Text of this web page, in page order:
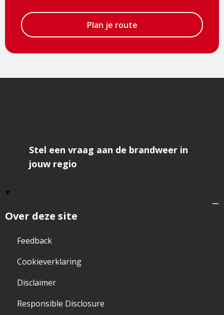
Plan je route
Over deze site
Feedback
Cookieverklaring
Disclaimer
Responsible Disclosure
Stel een vraag aan de brandweer in
jouw regio